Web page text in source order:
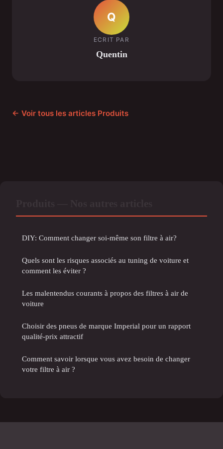
Q
ECRIT PAR
Quentin
← Voir tous les articles Produits
DIY: Comment changer soi-même son filtre à air?
Quels sont les risques associés au tuning de voiture et
comment les éviter ?
Les malentendus courants à propos des filtres à air de
voiture
Choisir des pneus de marque Imperial pour un rapport
qualité-prix attractif
Comment savoir lorsque vous avez besoin de changer
votre filtre à air ?